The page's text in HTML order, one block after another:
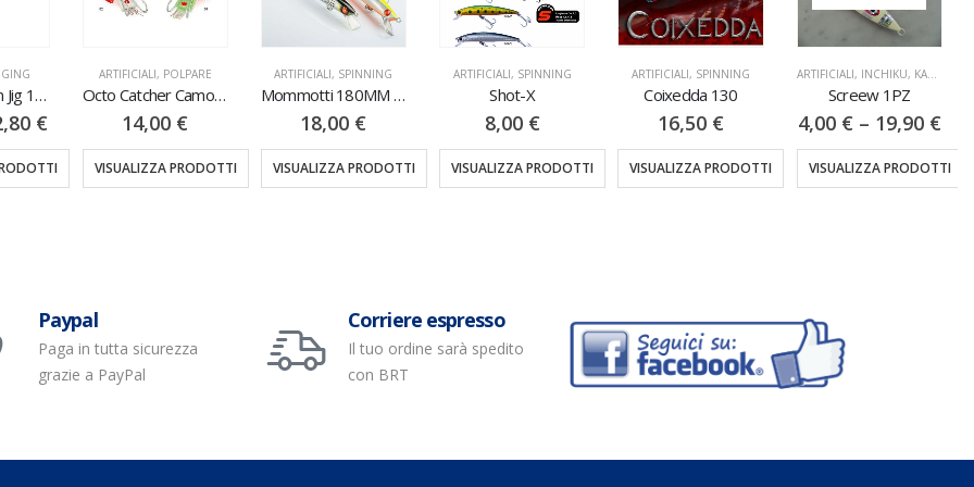
Mediterranean Jig 1PZ 100/130/150/200/250GR
€
ARTIFICIALI, POLPARE
Octo Catcher Camo 1PZ 160GR
14,00 €
VISUALIZZA PRODOTTI
ARTIFICIALI, SPINNING
Mommotti 180MM SF
18,00 €
VISUALIZZA PRODOTTI
ARTIFICIALI, SPINNING
Shot-X
8,00 €
VISUALIZZA PRODOTTI
ARTIFICIALI, SPINNING
Coixedda 130
16,50 €
VISUALIZZA PRODOTTI
ARTIFICIALI, INCHIKU, KABURA & SLOW PITCH
Screew 1PZ
4,00 €– 19,90 €
VISUALIZZA PRODOTTI
Paypal
Paga in tutta sicurezza
grazie a PayPal
Corriere espresso
Il tuo ordine sarà spedito
con BRT